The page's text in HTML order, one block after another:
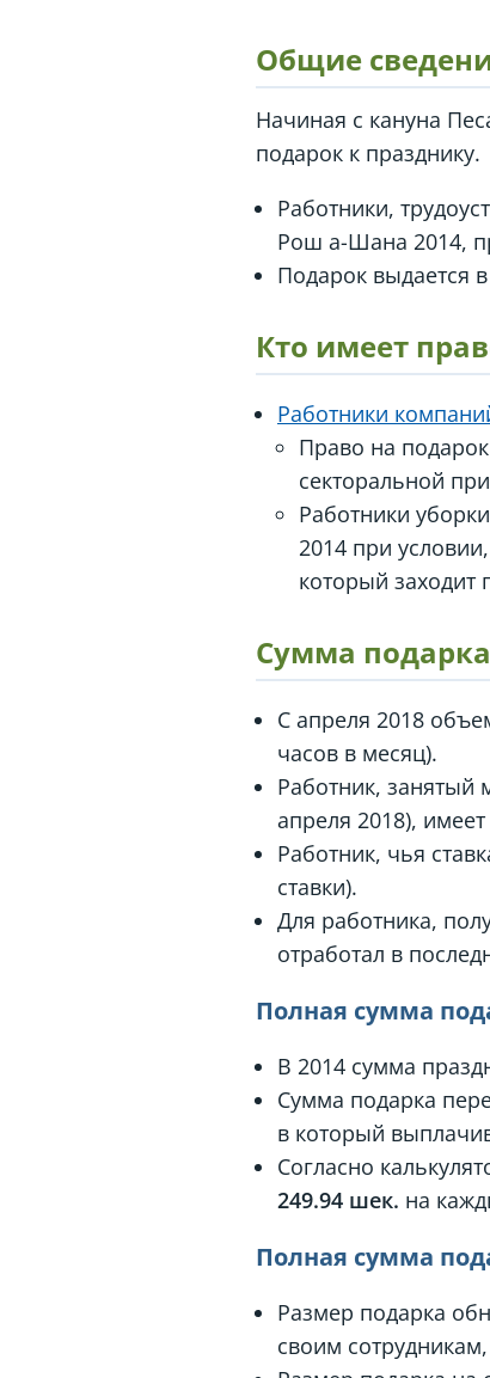
Общие
Начиная с кануна
подарок к празднику.
Работники,
Рош а-Шана 2014,
Подарок выдается
Кто имеет
Работники
Право на
секторальной
Работники
2014 при
который заходит
Сумма подарка
С апреля 2018
часов в месяц).
Работник, занятый
апреля 2018),
Работник, чья
ставки).
Для работника,
отработал в
Полная сумма
В 2014 сумма
Сумма подарка
в который
Согласно
249.94 шек. на
Полная сумма
Размер подарка
своим